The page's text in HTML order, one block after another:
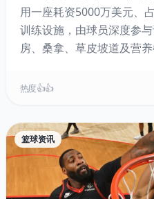
用一座耗资5000万美元、
训练设施，由球员深度参
房、桑拿、草皮坡道及营
约200名休赛期驻洛杉矶球
热度 👍👍
篮球资讯